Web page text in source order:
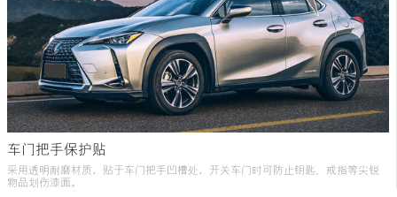
车门把手保护贴
采用透明耐磨材质，贴于车门把手凹槽处，开关车门时可防止钥匙、戒指等尖锐
物品划伤漆面。